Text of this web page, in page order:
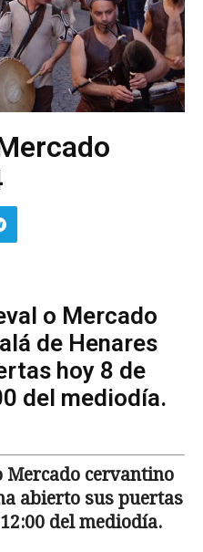
o Mercado
de Henares
hoy 8 de
del mediodía.
Mercado cervantino
abierto sus puertas
del mediodía.